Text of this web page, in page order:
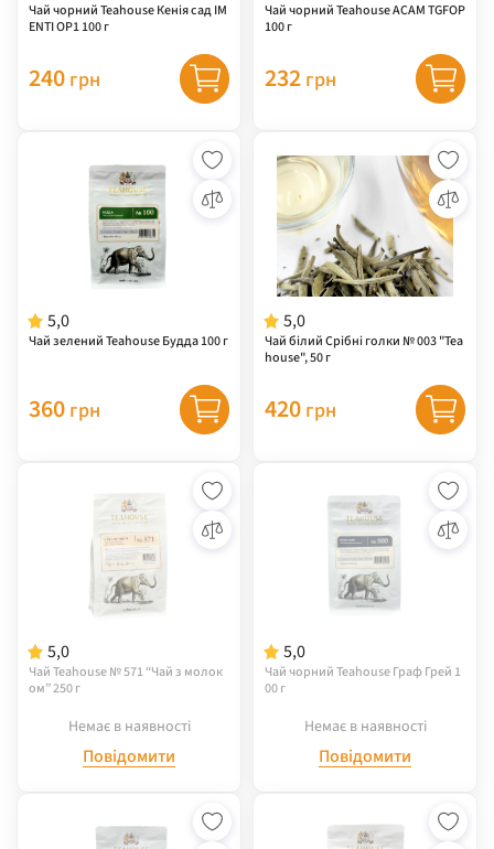
Чай чорний Teahouse Кенія сад IM
ENTI ОР1 100 г
240 грн
Чай чорний Teahouse ACAM TGFOP
100 г
232 грн
5,0
Чай зелений Teahouse Будда 100 г
360 грн
5,0
Чай білий Срібні голки № 003 "Tea
house", 50 г
420 грн
5,0
Чай Teahouse № 571 “Чай з молок
ом” 250 г
Немає в наявності
Повідомити
5,0
Чай чорний Teahouse Граф Грей 1
00 г
Немає в наявності
Повідомити